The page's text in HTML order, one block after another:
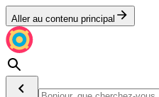
Aller au contenu principal